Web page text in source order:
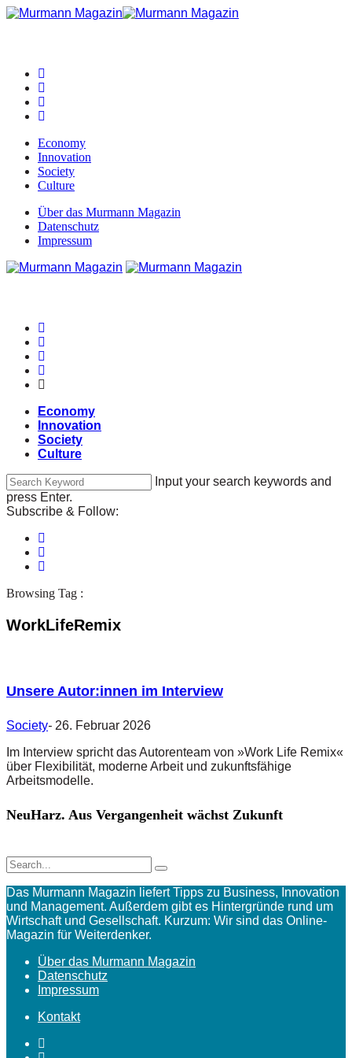
Economy
Innovation
Society
Culture
Über das Murmann Magazin
Datenschutz
Impressum
Economy
Innovation
Society
Culture
Input your search keywords and
press Enter.
Subscribe & Follow:
Browsing Tag :
WorkLifeRemix
Unsere Autor:innen im Interview
Society- 26. Februar 2026
Im Interview spricht das Autorenteam von »Work Life Remix«
über Flexibilität, moderne Arbeit und zukunftsfähige
Arbeitsmodelle.
NeuHarz. Aus Vergangenheit wächst Zukunft
Das Murmann Magazin liefert Tipps zu Business, Innovation
und Management. Außerdem gibt es Hintergründe rund um
Wirtschaft und Gesellschaft. Kurzum: Wir sind das Online-
Magazin für Weiterdenker.
Über das Murmann Magazin
Datenschutz
Impressum
Kontakt